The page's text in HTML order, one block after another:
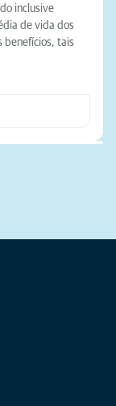
inclusive
de vida dos
benefícios, tais